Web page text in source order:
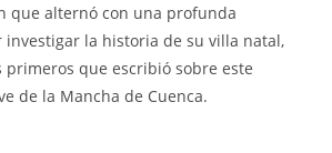
que alternó con una profunda
investigar la historia de su villa natal,
primeros que escribió sobre este
de la Mancha de Cuenca.